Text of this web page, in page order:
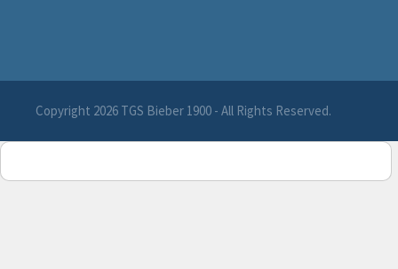
Copyright 2026 TGS Bieber 1900 - All Rights Reserved.